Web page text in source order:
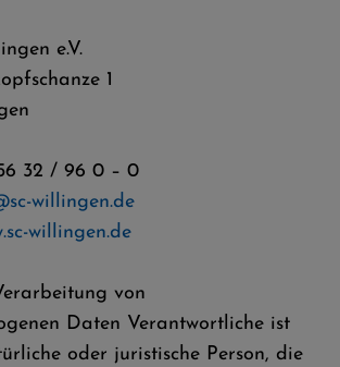
e.V.
1
32 / 96 0 – 0
willingen.de
willingen.de
von
Daten Verantwortliche ist
oder juristische Person, die